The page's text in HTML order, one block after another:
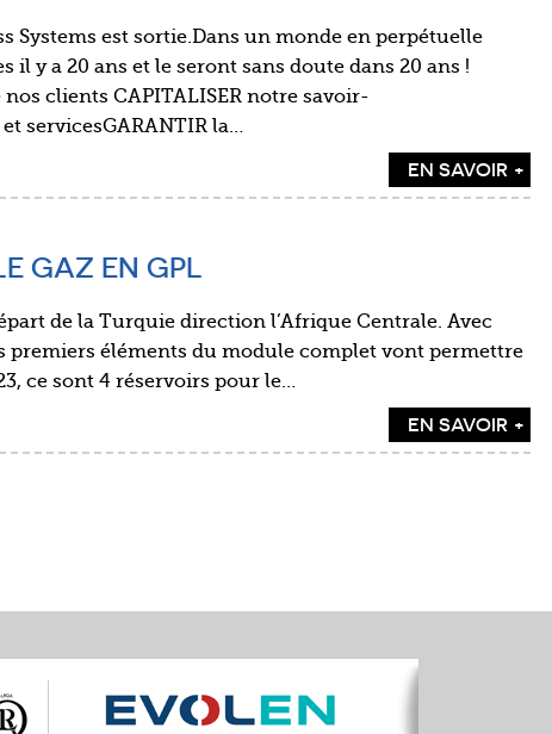
Systems est sortie.Dans un monde en perpétuelle
y a 20 ans et le seront sans doute dans 20 ans !
nos clients CAPITALISER notre savoir-
servicesGARANTIR la…
EN SAVOIR +
GAZ EN GPL
de la Turquie direction l’Afrique Centrale. Avec
premiers éléments du module complet vont permettre
ce sont 4 réservoirs pour le…
EN SAVOIR +